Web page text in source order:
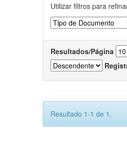
Utilizar filtros para
Resultados/Página
Resultado 1-1 de 1.